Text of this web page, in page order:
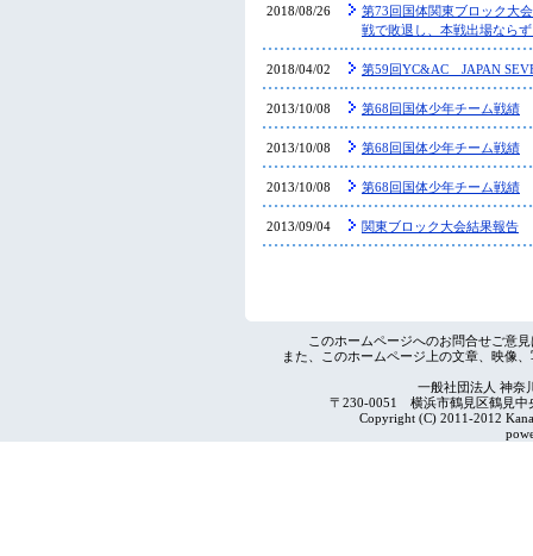
2018/08/26
第73回国体関東ブロック大
戦で敗退し、本戦出場なら
2018/04/02 第59回YC&AC JAPAN
2013/10/08 第68回国体少年チーム戦績
2013/10/08 第68回国体少年チーム戦績
2013/10/08 第68回国体少年チーム戦績
2013/09/04 関東ブロック大会結果報告
このホームページへのお問合せご意
また、このホームページ上の文章、映像
一般社団法人 神奈
〒230-0051 横浜市鶴見区鶴見
Copyright (C) 2011-2012